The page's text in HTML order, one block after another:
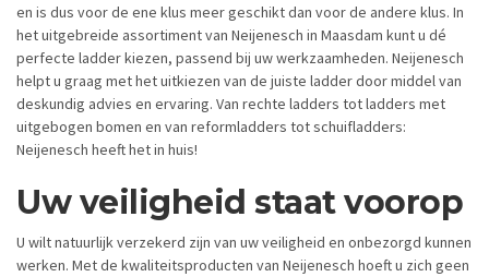
en is dus voor de ene klus meer geschikt dan voor de andere klus. In
het uitgebreide assortiment van Neijenesch in Maasdam kunt u dé
perfecte ladder kiezen, passend bij uw werkzaamheden. Neijenesch
helpt u graag met het uitkiezen van de juiste ladder door middel van
deskundig advies en ervaring. Van rechte ladders tot ladders met
uitgebogen bomen en van reformladders tot schuifladders:
Neijenesch heeft het in huis!
Uw veiligheid staat voorop
U wilt natuurlijk verzekerd zijn van uw veiligheid en onbezorgd kunnen
werken. Met de kwaliteitsproducten van Neijenesch hoeft u zich geen